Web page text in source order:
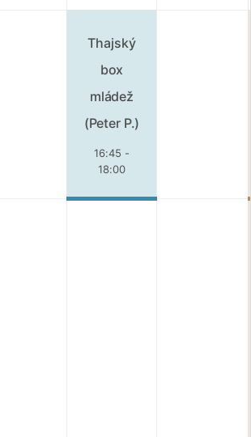
Thajský
box
mládež
(Peter P.)
16:45 -
18:00